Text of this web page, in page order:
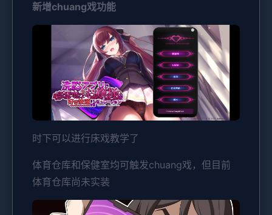
新增chuang戏功能
时下可以进行床戏教学了
体育仓库和保健室均可触发chuang戏，但目前
体育仓库尚未实装